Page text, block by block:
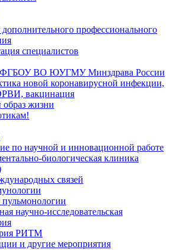
профессионального
специалистов
ФГБОУ ВО ЮУГМУ Минздрава России
новой коронавирусной инфекции,
вакцинация
жизни
по научной и инновационной работе
биологическая клиника
связей
научно-исследовательская
РИТМ
и другие мероприятия